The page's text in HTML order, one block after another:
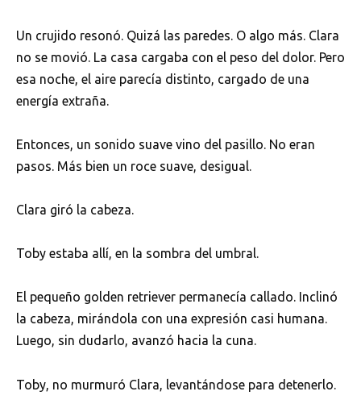
Un crujido resonó. Quizá las paredes. O algo más. Clara
no se movió. La casa cargaba con el peso del dolor. Pero
esa noche, el aire parecía distinto, cargado de una
energía extraña.
Entonces, un sonido suave vino del pasillo. No eran
pasos. Más bien un roce suave, desigual.
Clara giró la cabeza.
Toby estaba allí, en la sombra del umbral.
El pequeño golden retriever permanecía callado. Inclinó
la cabeza, mirándola con una expresión casi humana.
Luego, sin dudarlo, avanzó hacia la cuna.
Toby, no murmuró Clara, levantándose para detenerlo.